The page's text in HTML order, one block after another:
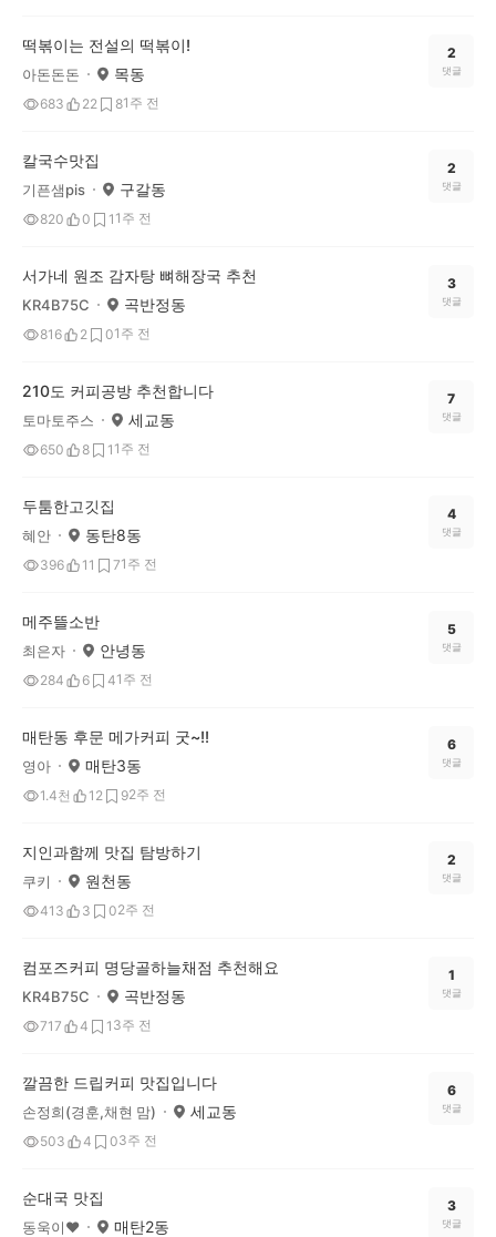
떡볶이는 전설의 떡볶이!
아돈돈돈 목동
683 22 81주 전
2
댓글
칼국수맛집
기픈샘pis 구갈동
820 0 1 1주 전
2
댓글
서가네 원조 감자탕 뼈해장국 추천
KR4B75C 곡반정동
816 2 01주 전
3
댓글
210도 커피공방 추천합니다
토마토주스 세교동
650 8 1 1주 전
7
댓글
두툼한고깃집
혜안 동탄8동
396 11 71주 전
4
댓글
메주뜰소반
최은자 안녕동
284 6 41주 전
5
댓글
매탄동 후문 메가커피 굿~!!
영아 매탄3동
1.4천 12 92주 전
6
댓글
지인과함께 맛집 탐방하기
쿠키 원천동
413 3 02주 전
2
댓글
컴포즈커피 명당골하늘채점 추천해요
KR4B75C 곡반정동
717 4 1 3주 전
1
댓글
깔끔한 드립커피 맛집입니다
손정희(경훈,채현 맘) 세교동
503 4 03주 전
6
댓글
순대국 맛집
동욱이♥ 매탄2동
3
댓글